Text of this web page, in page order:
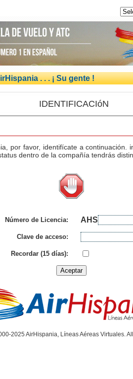
. . . ¡ Su gente !
IDENTIFICACIóN
por favor, identifícate a
dentro de la compañía tendrás
Número de Licencia: AHS
Clave de acceso:
Recordar (15 días):
2025 AirHispania, Líneas Aéreas Virtuales.